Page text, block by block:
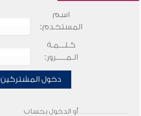
اسم
المستخدم:
كـلـــمـة
الـمـــــرور:
دخول المشتركين
أو الدخول بحساب